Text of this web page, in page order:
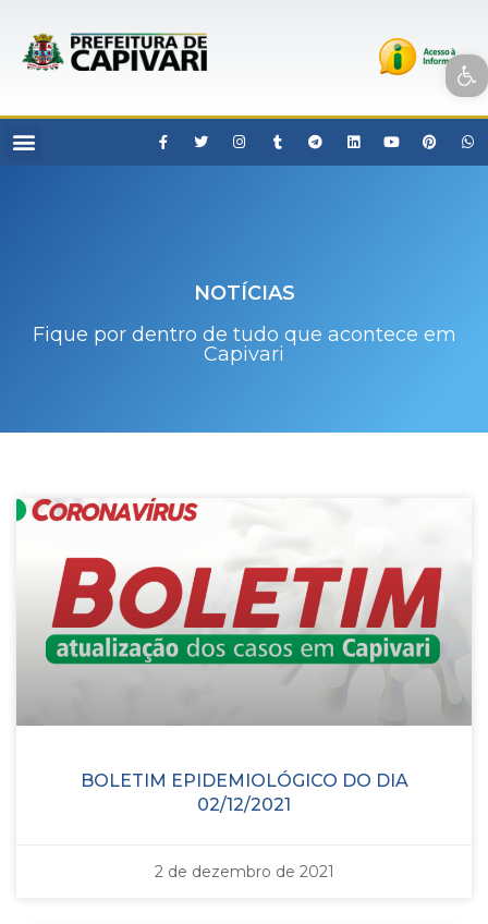
Open toolbar
NOTÍCIAS
Fique por dentro de tudo que acontece em
Capivari
BOLETIM EPIDEMIOLÓGICO DO DIA
02/12/2021
2 de dezembro de 2021